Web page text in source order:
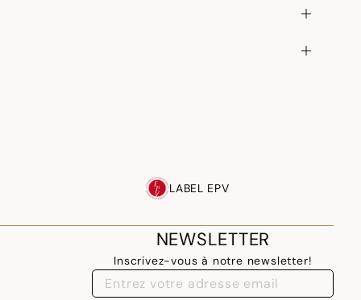
LABEL EPV
NEWSLETTER
Inscrivez-vous à notre newsletter!